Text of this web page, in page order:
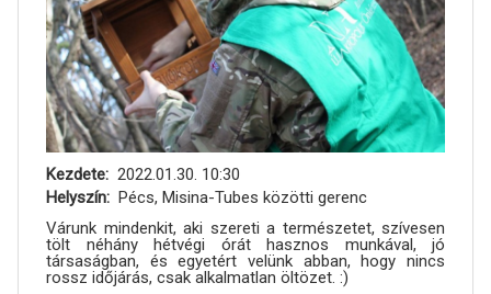
Kezdete
2022.01.30. 10:30
Helyszín
Pécs, Misina-Tubes közötti gerenc
Várunk mindenkit, aki szereti a természetet, szívesen
tölt néhány hétvégi órát hasznos munkával, jó
társaságban, és egyetért velünk abban, hogy nincs
rossz időjárás, csak alkalmatlan öltözet. :)